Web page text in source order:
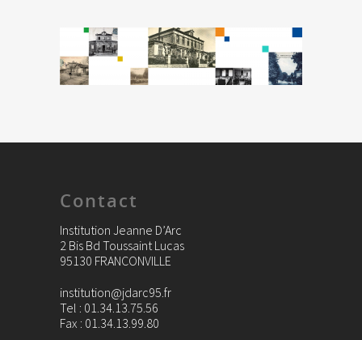
Contact
Institution Jeanne D’Arc
2 Bis Bd Toussaint Lucas
95130 FRANCONVILLE
institution@jdarc95.fr
Tel : 01.34.13.75.56
Fax : 01.34.13.99.80